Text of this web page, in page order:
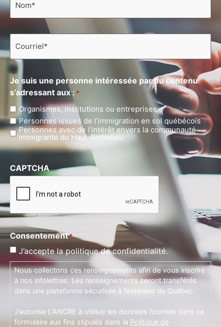
Courriel
Je suis une personne intéressée par du contenu
s’adressant aux : *
Organismes, institutions ou entreprises
Personnes issues de l’immigration en sol québécois
Personnes avec de l’intérêt envers la communauté
immigrante du Haut-Richelieu
CAPTCHA
Consentement*
J’accepte la politique de confidentialité.
Nous collectons ces renseignements afin de vous inscrire
à nos infolettres. Les renseignements seront transférés
dans une plateforme sécurisée à l’extérieur du Québec.
J’autorise L'ANCRE à utiliser les données fournies dans ce
formulaire aux fins stipulés dans la Politique de